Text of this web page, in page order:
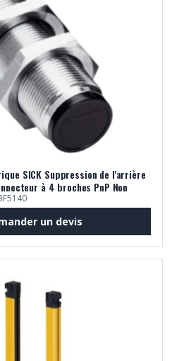
SICK Suppression de l'arrière
à 4 broches PnP Non
un devis